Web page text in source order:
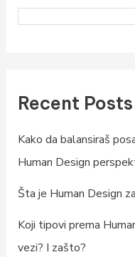
Recent Posts
Kako da balansiraš
Human Design
Šta je Human Design
Koji tipovi prema
vezi? I zašto?